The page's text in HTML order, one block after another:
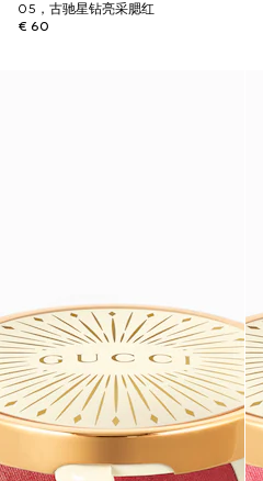
05，古驰星钻亮采腮红
€ 60